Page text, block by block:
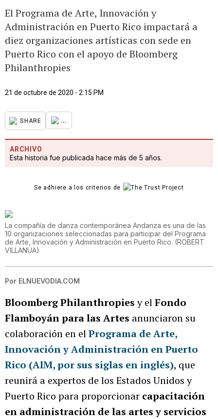
El Programa de Arte, Innovación y
Administración en Puerto Rico impactará a
diez organizaciones artísticas con sede en
Puerto Rico con el apoyo de Bloomberg
Philanthropies
21 de octubre de 2020 - 2:15 PM
SHARE ...
ARCHIVO
Esta historia fue publicada hace más de 5 años.
Se adhiere a los criterios de
La compañía de danza contemporánea Andanza es una de las
10 organizaciones seleccionadas para participar del Programa
de Arte, Innovación y Administración en Puerto Rico. (ROBERT
VILLANUA)
Por ELNUEVODIA.COM
Bloomberg Philanthropiesy elFondo
Flamboyán para las Artes anunciaron su
colaboración en elPrograma de Arte,
Innovación y Administración en Puerto
Rico (AIM, por sus siglas en inglés), que
reunirá a expertos de los Estados Unidos y
Puerto Rico para proporcionar capacitación
en administración de las artes y servicios